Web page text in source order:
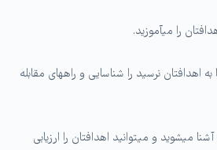
را می­آموزید.
اهدافتان نرسید را شناسایی و راه­های مقابله
می­شوید و می­توانید اهدافتان را ارزیابی